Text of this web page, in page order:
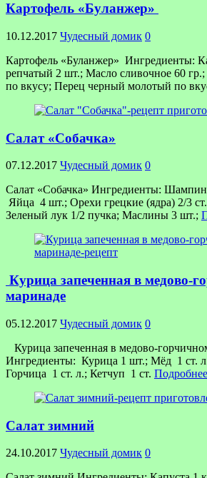
Картофель «Буланжер»
10.12.2017 Чудесный домик 0
Картофель «Буланжер» Ингредиенты:
репчатый 2 шт.; Масло сливочное 60
по вкусу; Перец черный молотый по
Салат «Собачка»
07.12.2017 Чудесный домик 0
Салат «Собачка» Ингредиенты:
Яйца 4 шт.; Орехи грецкие (ядра) 2/3
Зеленый лук 1/2 пучка; Маслины 3 шт.;
Курица запеченная в медово-
маринаде
05.12.2017 Чудесный домик 0
Курица запеченная в медово-
Ингредиенты: Курица 1 шт.; Мёд 1 ст.
Горчица 1 ст. л.; Кетчуп 1 ст. Подробнее
Салат зимний
24.10.2017 Чудесный домик 0